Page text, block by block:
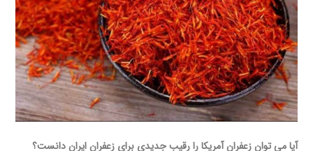
آیا می توان زعفران آمریکا را رقیب جدیدی برای زعفران ایران دانست؟